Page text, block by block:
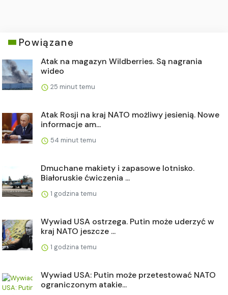
Powiązane
Atak na magazyn Wildberries. Są nagrania
wideo
25 minut temu
Atak Rosji na kraj NATO możliwy jesienią. Nowe
informacje am...
54 minut temu
Dmuchane makiety i zapasowe lotnisko.
Białoruskie ćwiczenia ...
1 godzina temu
Wywiad USA ostrzega. Putin może uderzyć w
kraj NATO jeszcze ...
1 godzina temu
Wywiad USA: Putin może przetestować NATO
ograniczonym atakie...